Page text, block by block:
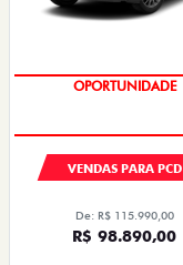
OPORTUNIDADE
VENDAS PARA PCD
De: R$ 115.990,00
R$ 98.890,00